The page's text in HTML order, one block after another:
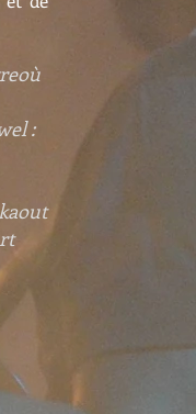
: